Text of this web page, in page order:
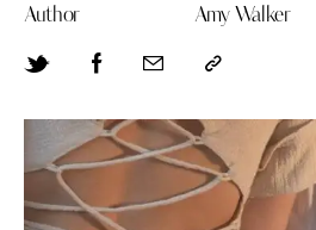
Author Amy Walker